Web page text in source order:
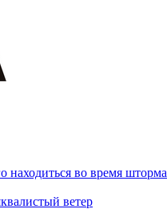
находиться во время шторма
ветер